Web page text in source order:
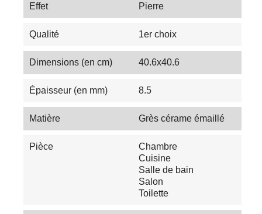
Effet Pierre
Qualité 1er choix
Dimensions (en cm) 40.6x40.6
Épaisseur (en mm) 8.5
Matière Grès cérame émaillé
Pièce
Chambre
Cuisine
Salle de bain
Salon
Toilette